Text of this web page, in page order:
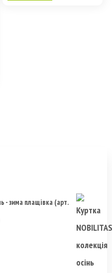
- зима плащівка (арт.